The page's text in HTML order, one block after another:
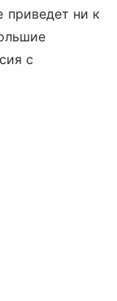
приведет ни к
с